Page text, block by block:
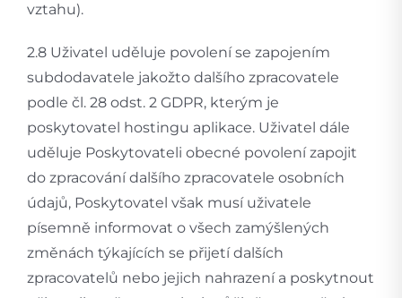
vztahu).
2.8 Uživatel uděluje povolení se zapojením
subdodavatele jakožto dalšího zpracovatele
podle čl. 28 odst. 2 GDPR, kterým je
poskytovatel hostingu aplikace. Uživatel dále
uděluje Poskytovateli obecné povolení zapojit
do zpracování dalšího zpracovatele osobních
údajů, Poskytovatel však musí uživatele
písemně informovat o všech zamýšlených
změnách týkajících se přijetí dalších
zpracovatelů nebo jejich nahrazení a poskytnout